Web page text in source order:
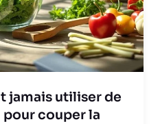
jamais utiliser de
couper la